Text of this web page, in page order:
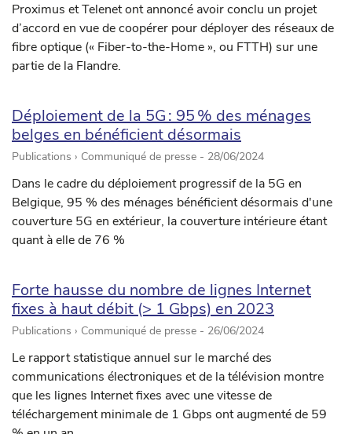
Proximus et Telenet ont annoncé avoir conclu un projet
d’accord en vue de coopérer pour déployer des réseaux de
fibre optique (« Fiber-to-the-Home », ou FTTH) sur une
partie de la Flandre.
Déploiement de la 5G : 95 % des ménages
belges en bénéficient désormais
Publications › Communiqué de presse - 28/06/2024
Dans le cadre du déploiement progressif de la 5G en
Belgique, 95 % des ménages bénéficient désormais d'une
couverture 5G en extérieur, la couverture intérieure étant
quant à elle de 76 %
Forte hausse du nombre de lignes Internet
fixes à haut débit (> 1 Gbps) en 2023
Publications › Communiqué de presse - 26/06/2024
Le rapport statistique annuel sur le marché des
communications électroniques et de la télévision montre
que les lignes Internet fixes avec une vitesse de
téléchargement minimale de 1 Gbps ont augmenté de 59